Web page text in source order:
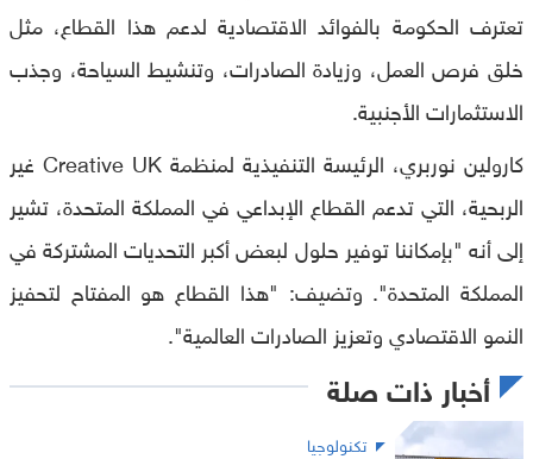
تعترف الحكومة بالفوائد الاقتصادية لدعم هذا القطاع، مثل
خلق فرص العمل، وزيادة الصادرات، وتنشيط السياحة، وجذب
الاستثمارات الأجنبية.
كارولين نوربري، الرئيسة التنفيذية لمنظمة Creative UK غير
الربحية، التي تدعم القطاع الإبداعي في المملكة المتحدة، تشير
إلى أنه "بإمكاننا توفير حلول لبعض أكبر التحديات المشتركة في
المملكة المتحدة". وتضيف: "هذا القطاع هو المفتاح لتحفيز
النمو الاقتصادي وتعزيز الصادرات العالمية".
أخبار ذات صلة
تكنولوجيا